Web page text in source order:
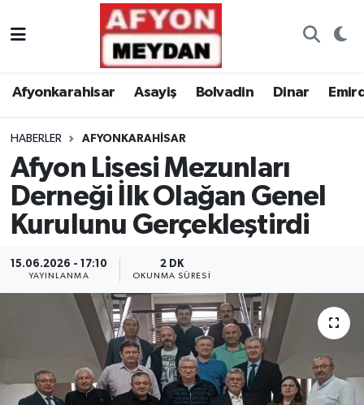
Afyonkarahisar Asayiş Bolvadin Dinar
HABERLER AFYONKARAHISAR
Afyon Lisesi Mezunları
Derneği İlk Olağan Genel
Kurulunu Gerçekleştirdi
15.06.2026 - 17:10
YAYINLANMA
2 DK
OKUNMA SÜRESI
Nöbetçi Eczaneler
Trafik Durumu
Süper Lig Puan Durumu ve Fikstür
Tüm Manşetler
Son Dakika Haberleri
Haber Arşivi